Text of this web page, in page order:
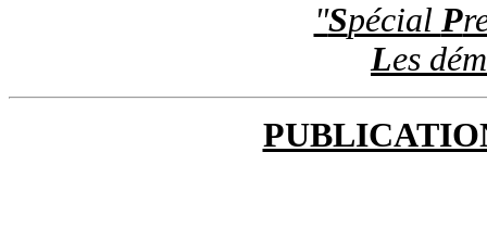
"Spécial P
Les